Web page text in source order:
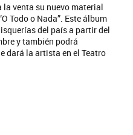
venta su nuevo material
Todo o Nada”. Este álbum
del país a partir del
y también podrá
dará la artista en el Teatro